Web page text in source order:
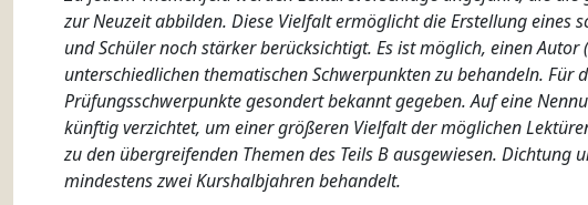
zur Neuzeit abbilden. Diese Vielfalt ermöglicht die Erstellung eines
und Schüler noch stärker berücksichtigt. Es ist möglich, einen
unterschiedlichen thematischen Schwerpunkten zu behandeln.
Prüfungsschwerpunkte gesondert bekannt gegeben. Auf eine
künftig verzichtet, um einer größeren Vielfalt der möglichen
zu den übergreifenden Themen des Teils B ausgewiesen.
mindestens zwei Kurshalbjahren behandelt.